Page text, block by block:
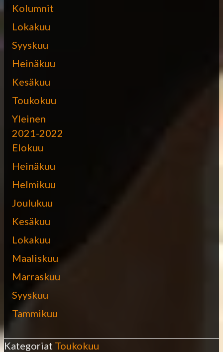
Kolumnit
Lokakuu
Syyskuu
Heinäkuu
Kesäkuu
Toukokuu
Yleinen
2021-2022
Elokuu
Heinäkuu
Helmikuu
Joulukuu
Kesäkuu
Lokakuu
Maaliskuu
Marraskuu
Syyskuu
Tammikuu
Kategoriat Toukokuu